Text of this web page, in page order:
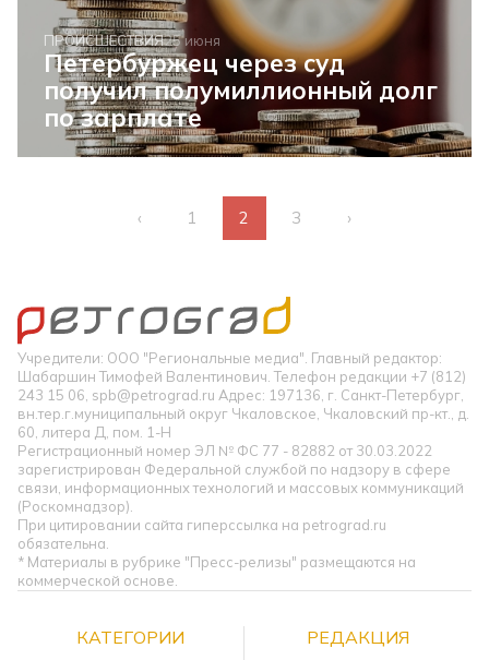
ПРОИСШЕСТВИЯ25 июня
Петербуржец через суд
получил полумиллионный долг
по зарплате
‹ 1 2 3 ›
Учредители: ООО "Региональные медиа". Главный редактор:
Шабаршин Тимофей Валентинович. Телефон редакции +7 (812)
243 15 06, spb@petrograd.ru Адрес: 197136, г. Санкт-Петербург,
вн.тер.г.муниципальный округ Чкаловское, Чкаловский пр-кт., д.
60, литера Д, пом. 1-Н
Регистрационный номер ЭЛ № ФС 77 - 82882 от 30.03.2022
зарегистрирован Федеральной службой по надзору в сфере
связи, информационных технологий и массовых коммуникаций
(Роскомнадзор).
При цитировании сайта гиперссылка на petrograd.ru
обязательна.
* Материалы в рубрике "Пресс-релизы" размещаются на
коммерческой основе.
КАТЕГОРИИ РЕДАКЦИЯ